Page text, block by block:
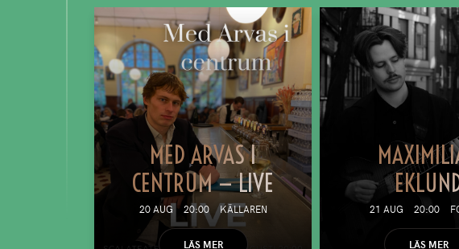
MED ARVAS I
CENTRUM — LIVE
20 AUG 20:00 KÄLLAREN
LÄS MER
21 AUG 20:00
LÄS MER